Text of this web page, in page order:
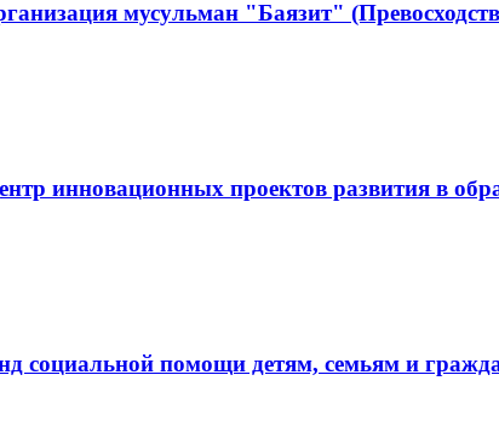
мусульман "Баязит"
инновационных проектов развития в
социальной помощи детям, семьям и